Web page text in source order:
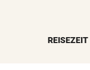
REISEZEIT